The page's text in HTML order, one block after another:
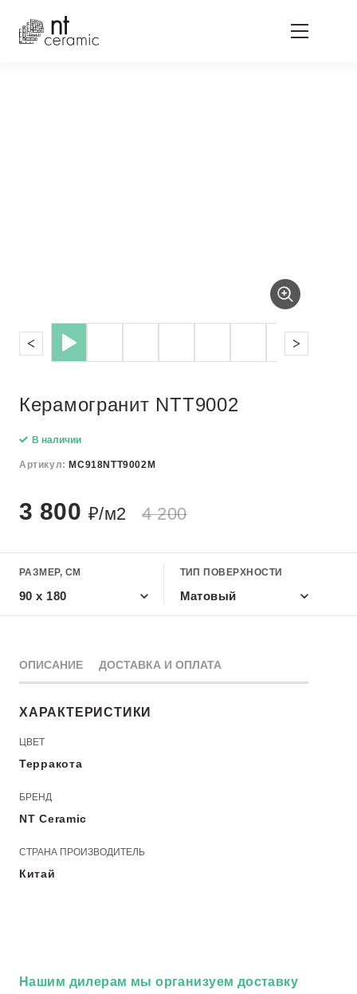
Керамогранит NTT9002
В наличии
Артикул: MC918NTT9002M
3 800 ₽/м2 4 200
РАЗМЕР, СМ
90 x 180
ТИП ПОВЕРХНОСТИ
Матовый
ОПИСАНИЕ ДОСТАВКА И ОПЛАТА
ХАРАКТЕРИСТИКИ
ЦВЕТ
Терракота
БРЕНД
NT Ceramic
СТРАНА ПРОИЗВОДИТЕЛЬ
Китай
Нашим дилерам мы организуем доставку